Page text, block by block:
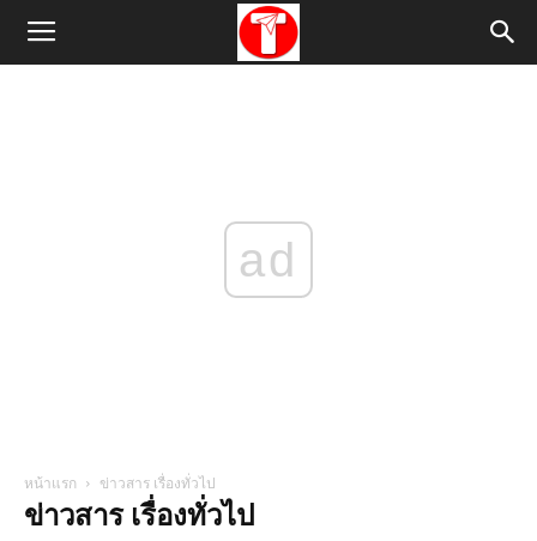
ad
หน้าแรก ข่าวสาร เรื่องทั่วไป
ข่าวสาร เรื่องทั่วไป